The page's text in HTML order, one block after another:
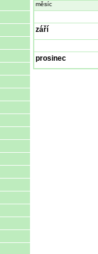
měsíc
září
prosinec